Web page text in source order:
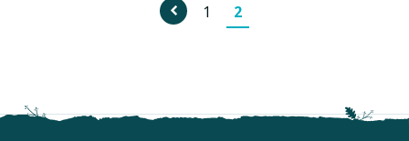
Page
précédente
1 2